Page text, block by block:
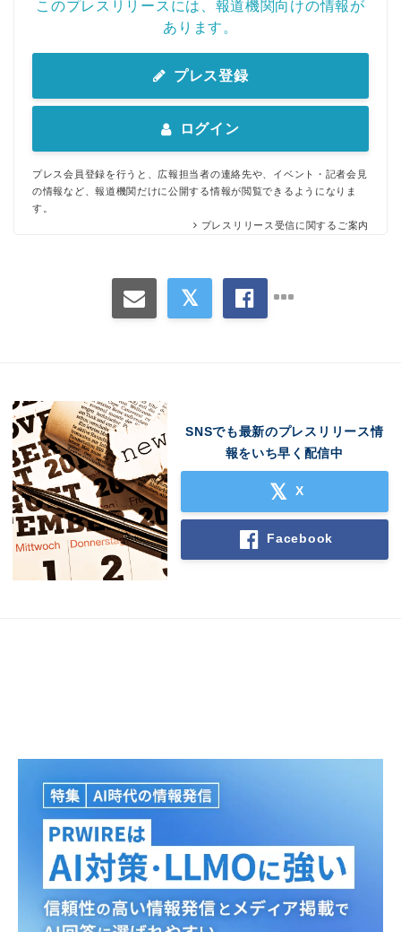
このプレスリリースには、報道機関向けの情報が
あります。
プレス登録
ログイン
プレス会員登録を行うと、広報担当者の連絡先や、イベント・記者会見
の情報など、報道機関だけに公開する情報が閲覧できるようになりま
す。
プレスリリース受信に関するご案内
SNSでも最新のプレスリリース情
報をいち早く配信中
X
Facebook